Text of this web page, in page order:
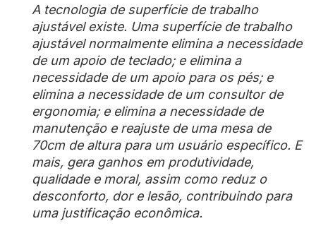
A tecnologia de superfície de trabalho
ajustável existe. Uma superfície de trabalho
ajustável normalmente elimina a necessidade
de um apoio de teclado; e elimina a
necessidade de um apoio para os pés; e
elimina a necessidade de um consultor de
ergonomia; e elimina a necessidade de
manutenção e reajuste de uma mesa de
70cm de altura para um usuário específico. E
mais, gera ganhos em produtividade,
qualidade e moral, assim como reduz o
desconforto, dor e lesão, contribuindo para
uma justificação econômica.